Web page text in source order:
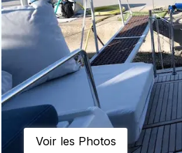
Voir les Photos